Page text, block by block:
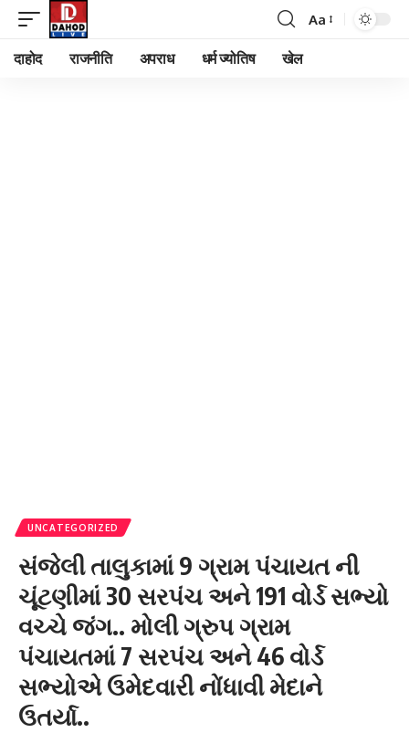
Font
Aa
दाहोद राजनीति अपराध धर्म ज्योतिष खेल
UNCATEGORIZED
સંજેલી તાલુકામાં 9 ગ્રામ પંચાયત ની
ચૂંટણીમાં 30 સરપંચ અને 191 વોર્ડ સભ્યો
વચ્ચે જંગ.. મોલી ગ્રુપ ગ્રામ
પંચાયતમાં 7 સરપંચ અને 46 વોર્ડ
સભ્યોએ ઉમેદવારી નોંધાવી મેદાને
ઉતર્યા..